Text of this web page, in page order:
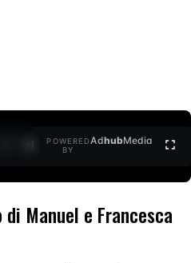
POWERED
BY
AdhubMedia
Manuel e Francesca